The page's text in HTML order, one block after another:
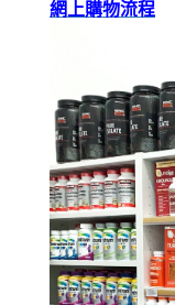
網上購物流程